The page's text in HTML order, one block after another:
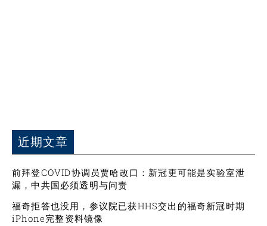
近期文章
前拜登COVID协调员贾哈改口：新冠更可能是实验室泄
漏，中共国必须透明与问责
福奇拒答也没用，参议院已获HHS交出的福奇新冠时期
iPhone完整资料镜像